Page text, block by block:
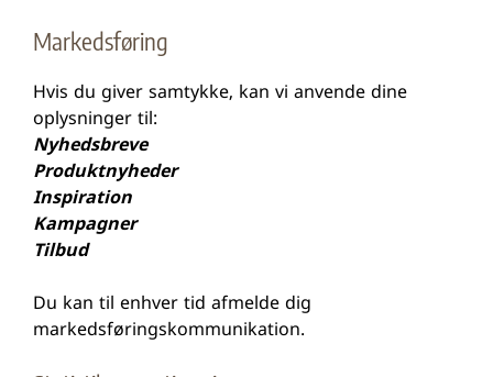
Markedsføring
Hvis du giver samtykke, kan vi anvende dine
oplysninger til:
Nyhedsbreve
Produktnyheder
Inspiration
Kampagner
Tilbud
Du kan til enhver tid afmelde dig
markedsføringskommunikation.